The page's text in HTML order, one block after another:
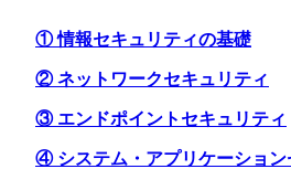
① 情報セキュリティの基礎
② ネットワークセキュリティ
③ エンドポイントセキュリティ
④ システム・アプリケーション